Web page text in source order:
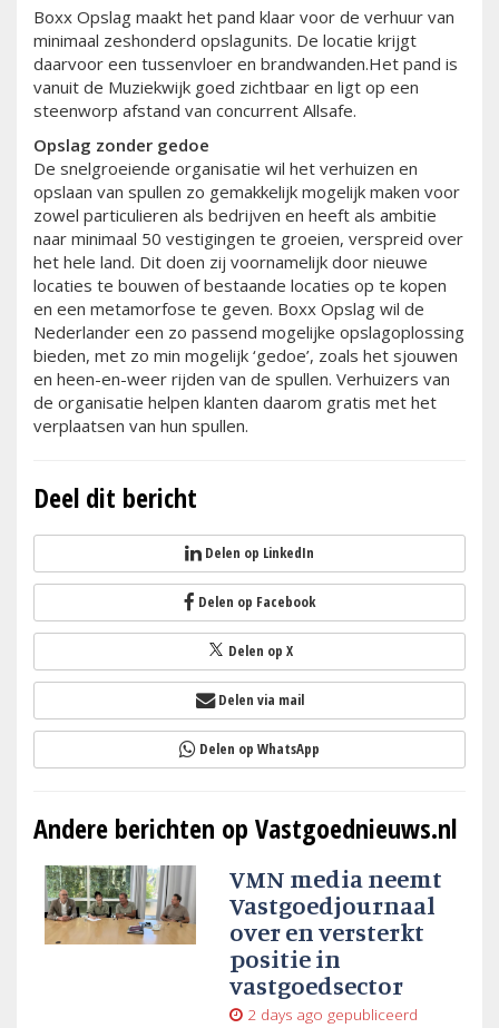
Boxx Opslag maakt het pand klaar voor de verhuur van
minimaal zeshonderd opslagunits. De locatie krijgt
daarvoor een tussenvloer en brandwanden.Het pand is
vanuit de Muziekwijk goed zichtbaar en ligt op een
steenworp afstand van concurrent Allsafe.
Opslag zonder gedoe
De snelgroeiende organisatie wil het verhuizen en
opslaan van spullen zo gemakkelijk mogelijk maken voor
zowel particulieren als bedrijven en heeft als ambitie
naar minimaal 50 vestigingen te groeien, verspreid over
het hele land. Dit doen zij voornamelijk door nieuwe
locaties te bouwen of bestaande locaties op te kopen
en een metamorfose te geven. Boxx Opslag wil de
Nederlander een zo passend mogelijke opslagoplossing
bieden, met zo min mogelijk ‘gedoe’, zoals het sjouwen
en heen-en-weer rijden van de spullen. Verhuizers van
de organisatie helpen klanten daarom gratis met het
verplaatsen van hun spullen.
Deel dit bericht
Delen op LinkedIn
Delen op Facebook
Delen op X
Delen via mail
Delen op WhatsApp
Andere berichten op Vastgoednieuws.nl
VMN media neemt
Vastgoedjournaal
over en versterkt
positie in
vastgoedsector
2 days ago gepubliceerd